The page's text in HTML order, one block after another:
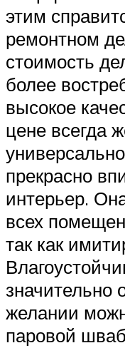
этим
ремонтном
стоимость
более
высокое
цене всегда
прекрасно
интерьер.
всех
так как
значительно
желании
паровой